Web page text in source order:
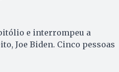
e interrompeu a
Joe Biden. Cinco pessoas